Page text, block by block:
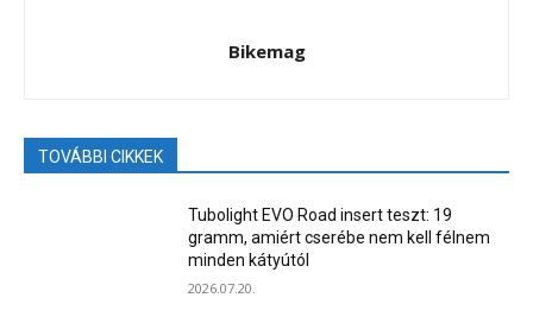
Bikemag
TOVÁBBI CIKKEK
Tubolight EVO Road insert teszt: 19
gramm, amiért cserébe nem kell félnem
minden kátyútól
2026.07.20.